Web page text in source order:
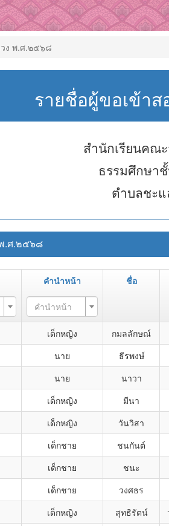
ง พ.ศ.๒๕๖๘
รายชื่อผู้ขอเข้า
สำนักเรียนคณ
ธรรมศึกษา
ตำบลชะ
.ศ.๒๕๖๘
คำนำหน้า ชื่อ
คำนำหน้า
เด็กหญิง กมลลักษณ์
นาย ธีรพงษ์
นาย นาวา
เด็กหญิง มีนา
เด็กหญิง วันวิสา
เด็กชาย ชนกันต์
เด็กชาย ชนะ
เด็กชาย วงศธร
เด็กหญิง สุทธิรัตน์